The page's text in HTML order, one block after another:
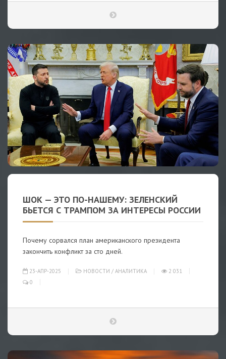
ШОК — ЭТО ПО-НАШЕМУ: ЗЕЛЕНСКИЙ
БЬЕТСЯ С ТРАМПОМ ЗА ИНТЕРЕСЫ РОССИИ
Почему сорвался план американского президента
закончить конфликт за сто дней.
23-АПР-2025 НОВОСТИ / АНАЛИТИКА
2 031
0